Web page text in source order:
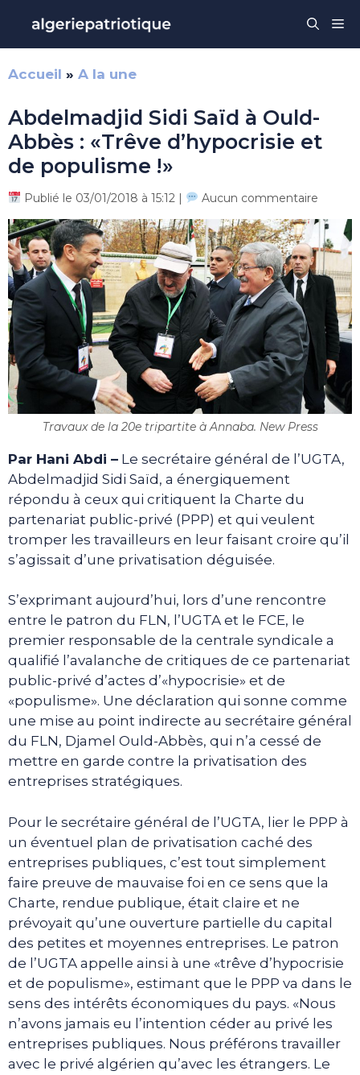
contenu
Accueil » A la une
Abdelmadjid Sidi Saïd à Ould-
Abbès : «Trêve d’hypocrisie et
de populisme !»
Publié le 03/01/2018 à 15:12 | Aucun commentaire
Travaux de la 20e tripartite à Annaba. New Press
Par Hani Abdi – Le secrétaire général de l’UGTA,
Abdelmadjid Sidi Saïd, a énergiquement
répondu à ceux qui critiquent la Charte du
partenariat public-privé (PPP) et qui veulent
tromper les travailleurs en leur faisant croire qu’il
s’agissait d’une privatisation déguisée.
S’exprimant aujourd’hui, lors d’une rencontre
entre le patron du FLN, l’UGTA et le FCE, le
premier responsable de la centrale syndicale a
qualifié l’avalanche de critiques de ce partenariat
public-privé d’actes d’«hypocrisie» et de
«populisme». Une déclaration qui sonne comme
une mise au point indirecte au secrétaire général
du FLN, Djamel Ould-Abbès, qui n’a cessé de
mettre en garde contre la privatisation des
entreprises stratégiques.
Pour le secrétaire général de l’UGTA, lier le PPP à
un éventuel plan de privatisation caché des
entreprises publiques, c’est tout simplement
faire preuve de mauvaise foi en ce sens que la
Charte, rendue publique, était claire et ne
prévoyait qu’une ouverture partielle du capital
des petites et moyennes entreprises. Le patron
de l’UGTA appelle ainsi à une «trêve d’hypocrisie
et de populisme», estimant que le PPP va dans le
sens des intérêts économiques du pays. «Nous
n’avons jamais eu l’intention céder au privé les
entreprises publiques. Nous préférons travailler
avec le privé algérien qu’avec les étrangers. Le